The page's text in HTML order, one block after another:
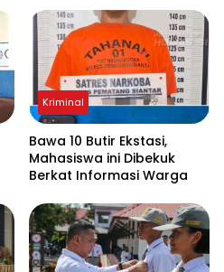
Kriminal
Bawa 10 Butir Ekstasi,
Mahasiswa ini Dibekuk
Berkat Informasi Warga